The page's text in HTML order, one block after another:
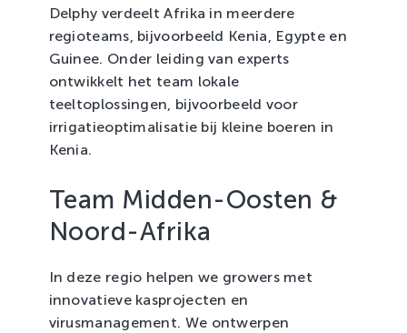
Delphy verdeelt Afrika in meerdere
regioteams, bijvoorbeeld Kenia, Egypte en
Guinee. Onder leiding van experts
ontwikkelt het team lokale
teeltoplossingen, bijvoorbeeld voor
irrigatieoptimalisatie bij kleine boeren in
Kenia.
Team Midden-Oosten &
Noord-Afrika
In deze regio helpen we growers met
innovatieve kasprojecten en
virusmanagement. We ontwerpen